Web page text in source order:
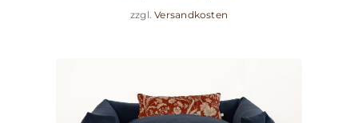
zzgl.Versandkosten